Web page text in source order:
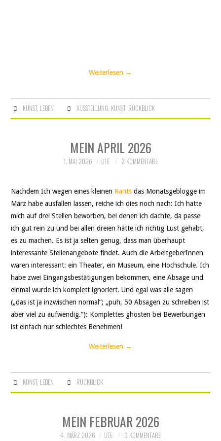
Weiterlesen →
KUNST, LEBEN AUSSTELLUNG, KUNST, RÜCKBLICK
MEIN APRIL 2026
1. MAI 2026 UTE 2 KOMMENTARE
Nachdem Ich wegen eines kleinen Rants das Monatsgeblogge im
März habe ausfallen lassen, reiche ich dies noch nach: Ich hatte
mich auf drei Stellen beworben, bei denen ich dachte, da passe
ich gut rein zu und bei allen dreien hätte ich richtig Lust gehabt,
es zu machen. Es ist ja selten genug, dass man überhaupt
interessante Stellenangebote findet. Auch die ArbeitgeberInnen
waren interessant: ein Theater, ein Museum, eine Hochschule. Ich
habe zwei Eingangsbestätigungen bekommen, eine Absage und
einmal wurde ich komplett ignoriert. Und egal was alle sagen
(„das ist ja inzwischen normal“; „puh, 50 Absagen zu schreiben ist
aber viel zu aufwendig.“): Komplettes ghosten bei Bewerbungen
ist einfach nur schlechtes Benehmen!
Weiterlesen →
KUNST, LEBEN RÜCKBLICK
MEIN FEBRUAR 2026
4. MÄRZ 2026 UTE 3 KOMMENTARE